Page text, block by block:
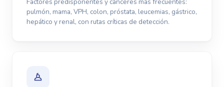
pulmón, mama, VPH, colon, próstata, leucemias, gástrico,
hepático y renal, con rutas críticas de detección.